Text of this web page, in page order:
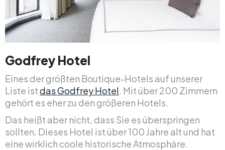
Godfrey Hotel
Eines der größten Boutique-Hotels auf unserer
Liste istdas Godfrey Hotel. Mit über 200 Zimmern
gehört es eher zu den größeren Hotels.
Das heißt aber nicht, dass Sie es überspringen
sollten. Dieses Hotel ist über 100 Jahre alt und hat
eine wirklich coole historische Atmosphäre.